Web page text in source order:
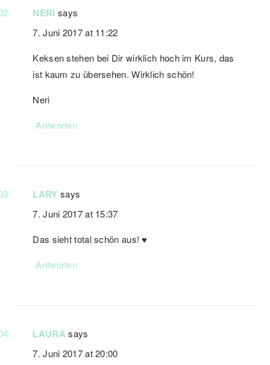
NERI says
7. Juni 2017 at 11:22
Keksen stehen bei Dir wirklich hoch im Kurs, das
ist kaum zu übersehen. Wirklich schön!
Neri
Antworten
LARY says
7. Juni 2017 at 15:37
Das sieht total schön aus! ♥
Antworten
LAURA says
7. Juni 2017 at 20:00